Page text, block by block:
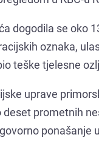
dogodila se oko
oznaka,
teške tjelesne
uprave
prometnih
ponašanje